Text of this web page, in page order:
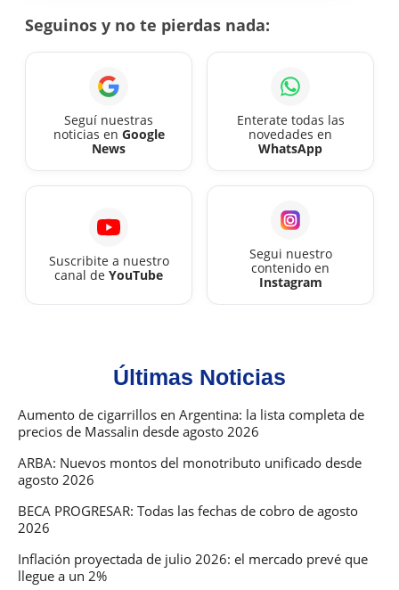
desde
agosto
2026
Seguinos y no te pierdas nada:
Seguí nuestras
noticias en Google
News
Enterate todas las
novedades en
WhatsApp
Suscribite a nuestro
canal de YouTube
Segui nuestro
contenido en
Instagram
Últimas Noticias
Aumento de cigarrillos en Argentina: la lista completa de
precios de Massalin desde agosto 2026
ARBA: Nuevos montos del monotributo unificado desde
agosto 2026
BECA PROGRESAR: Todas las fechas de cobro de agosto
2026
Inflación proyectada de julio 2026: el mercado prevé que
llegue a un 2%